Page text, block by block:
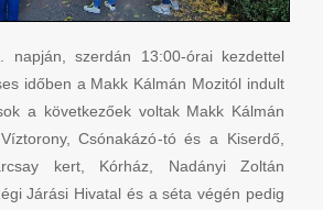
napján, szerdán 13:00-órai kezdettel
időben a Makk Kálmán Mozitól indult
a következőek voltak Makk Kálmán
Csónakázó-tó és a Kiserdő,
kert, Kórház, Nadányi Zoltán
Járási Hivatal és a séta végén pedig